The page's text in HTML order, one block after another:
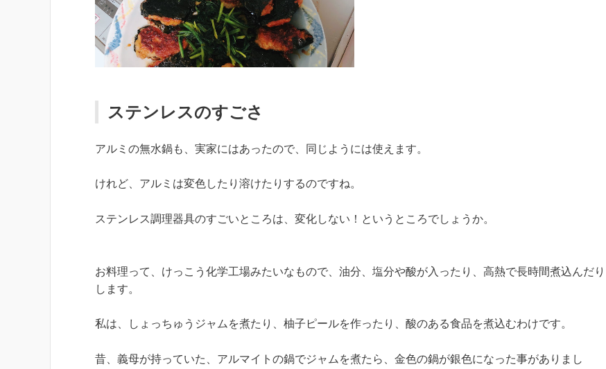
ステンレスのすごさ
アルミの無水鍋も、実家にはあったので、同じようには使えます。
けれど、アルミは変色したり溶けたりするのですね。
ステンレス調理器具のすごいところは、変化しない！というところでしょうか。
お料理って、けっこう化学工場みたいなもので、油分、塩分や酸が入ったり、高熱で長時間煮込んだり
します。
私は、しょっちゅうジャムを煮たり、柚子ピールを作ったり、酸のある食品を煮込むわけです。
昔、義母が持っていた、アルマイトの鍋でジャムを煮たら、金色の鍋が銀色になった事がありまし